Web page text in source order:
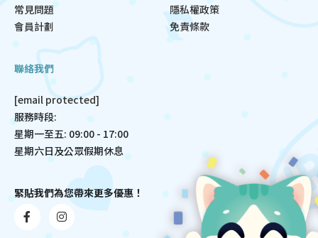
常見問題
會員計劃
隱私權政策
免責條款
聯絡我們
[email protected]
服務時段:
星期一至五: 09:00 - 17:00
星期六日及公眾假期休息
緊貼我們為您帶來更多優惠！